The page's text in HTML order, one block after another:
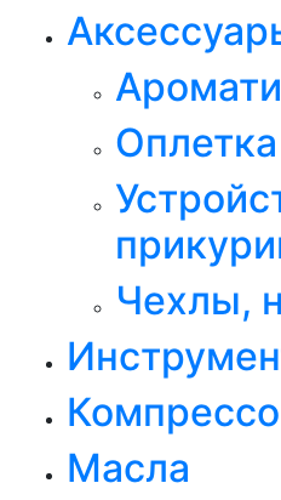
Чехлы,
Масла